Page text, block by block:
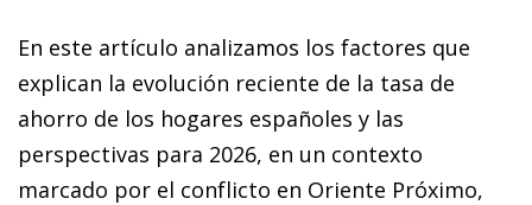
En este artículo analizamos los factores que
explican la evolución reciente de la tasa de
ahorro de los hogares españoles y las
perspectivas para 2026, en un contexto
marcado por el conflicto en Oriente Próximo,